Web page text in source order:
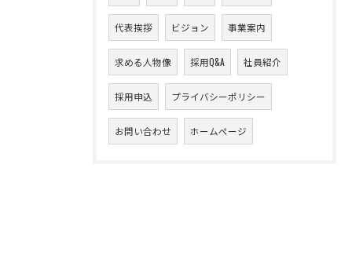
代表挨拶 ビジョン 事業案内
求める人物像 採用Q&A 社員紹介
採用申込 プライバシーポリシー
お問い合わせ ホームページ